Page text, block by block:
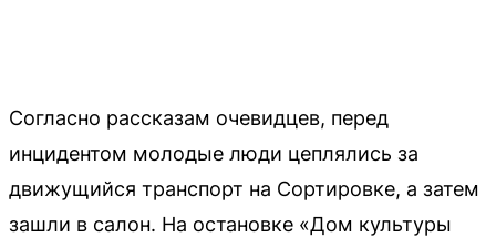
Согласно рассказам очевидцев, перед
инцидентом молодые люди цеплялись за
движущийся транспорт на Сортировке, а затем
зашли в салон. На остановке «Дом культуры